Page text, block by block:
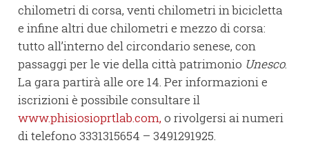
chilometri di corsa, venti chilometri in bicicletta
e infine altri due chilometri e mezzo di corsa:
tutto all’interno del circondario senese, con
passaggi per le vie della città patrimonio Unesco.
La gara partirà alle ore 14. Per informazioni e
iscrizioni è possibile consultare il
www.phisiosioprtlab.com, o rivolgersi ai numeri
di telefono 3331315654 – 3491291925.